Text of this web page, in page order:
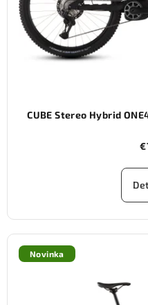
CUBE Stereo Hybrid
Novinka